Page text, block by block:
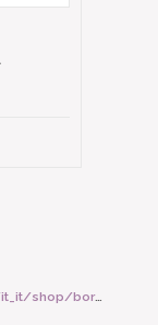
6822